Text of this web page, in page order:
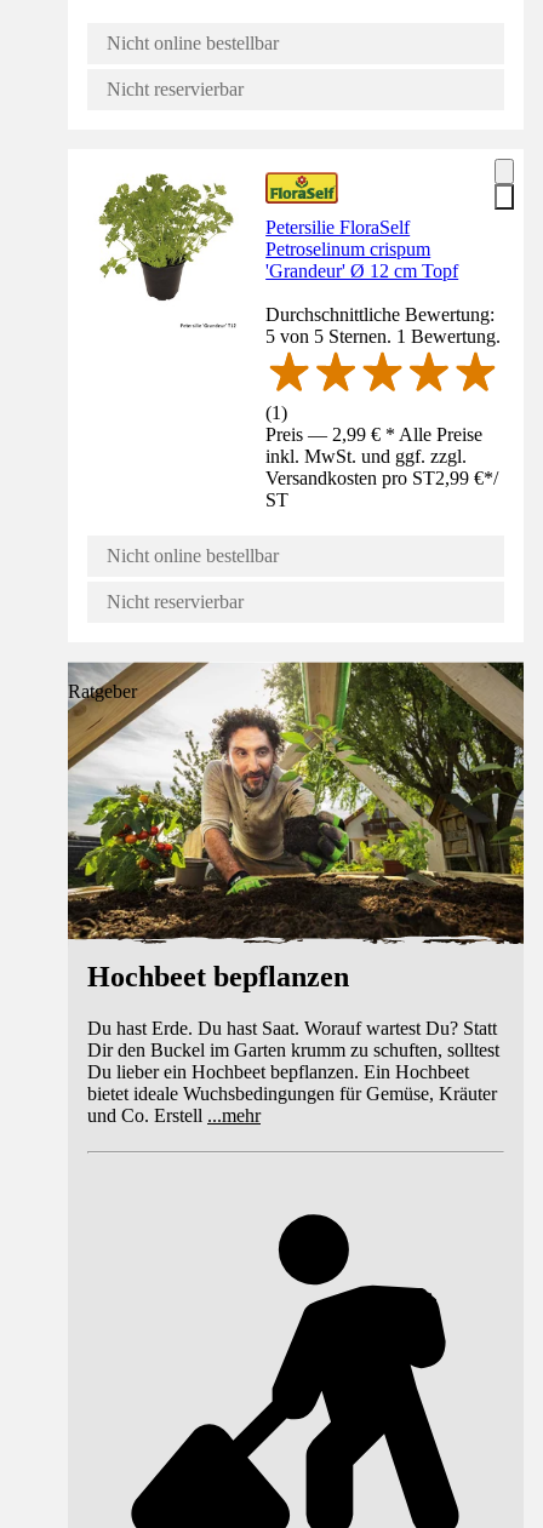
Nicht online bestellbar
Nicht reservierbar
Petersilie FloraSelf
Petroselinum crispum
'Grandeur' Ø 12 cm Topf
Durchschnittliche Bewertung:
5 von 5 Sternen. 1 Bewertung.
(1)
Preis — 2,99 € * Alle Preise
inkl. MwSt. und ggf. zzgl.
Versandkosten pro ST2,99 €*/
ST
Nicht online bestellbar
Nicht reservierbar
Ratgeber
Hochbeet bepflanzen
Du hast Erde. Du hast Saat. Worauf wartest Du? Statt
Dir den Buckel im Garten krumm zu schuften, solltest
Du lieber ein Hochbeet bepflanzen. Ein Hochbeet
bietet ideale Wuchsbedingungen für Gemüse, Kräuter
und Co. Erstell ...mehr